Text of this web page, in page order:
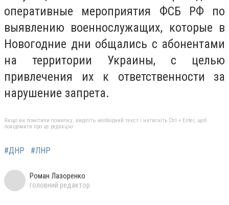
оперативные мероприятия ФСБ РФ по
выявлению военнослужащих, которые в
Новогодние дни общались с абонентами
на территории Украины, с целью
привлечения их к ответственности за
нарушение запрета.
Якщо ви помітили помилку, виділіть необхідний текст і натисніть Ctrl + Enter, щоб
повідомити про це редакцію
#ДНР #ЛНР
Роман Лазоренко
головний редактор